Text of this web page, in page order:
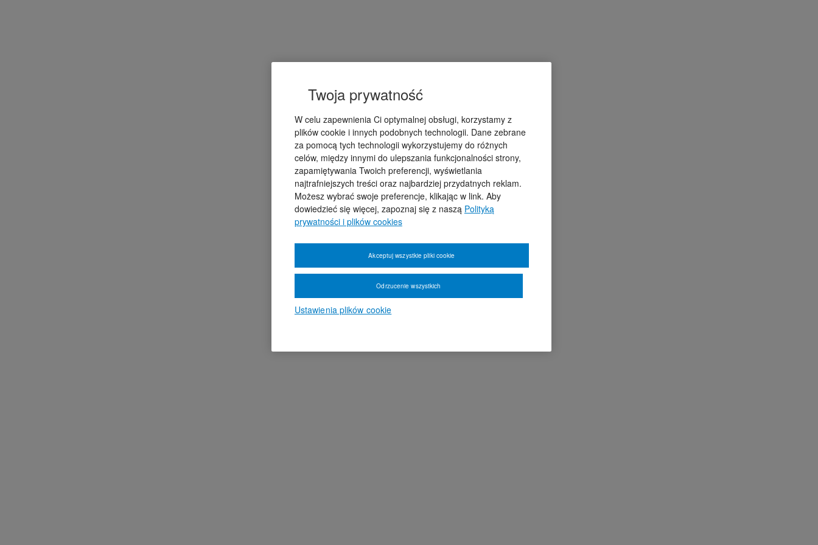
Twoja prywatność
W celu zapewnienia Ci optymalnej obsługi, korzystamy z
plików cookie i innych podobnych technologii. Dane zebrane
za pomocą tych technologii wykorzystujemy do różnych
celów, między innymi do ulepszania funkcjonalności strony,
zapamiętywania Twoich preferencji, wyświetlania
najtrafniejszych treści oraz najbardziej przydatnych reklam.
Możesz wybrać swoje preferencje, klikając w link. Aby
dowiedzieć się więcej, zapoznaj się z naszą Polityką
prywatności i plików cookies
Ustawienia plików cookie
Odrzucenie wszystkich
Akceptuj wszystkie pliki cookie